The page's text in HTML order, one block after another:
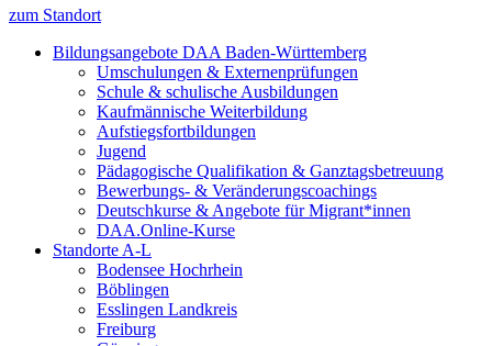
zum Standort
Bildungsangebote DAA Baden-Württemberg
Umschulungen & Externenprüfungen
Schule & schulische Ausbildungen
Kaufmännische Weiterbildung
Aufstiegsfortbildungen
Jugend
Pädagogische Qualifikation & Ganztagsbetreuung
Bewerbungs- & Veränderungscoachings
Deutschkurse & Angebote für Migrant*innen
DAA.Online-Kurse
Standorte A-L
Bodensee Hochrhein
Böblingen
Esslingen Landkreis
Freiburg